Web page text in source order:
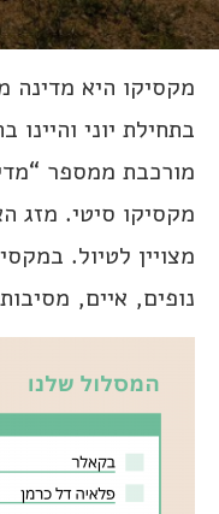
מקסיקו היא מדינה
בתחילת יוני
מורכבת ממספר
מקסיקו סיטי. מזג
מצויין לטיול.
נופים, איים,